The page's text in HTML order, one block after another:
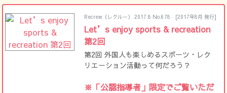
Recrew（レクルー） 2017.8 No.678 [2017年8月 発行]
Let’s enjoy sports & recreation
第2回
第2回 外国人も楽しめるスポーツ・レク
リエーション活動って何だろう？
※「公認指導者」限定でご覧いただ